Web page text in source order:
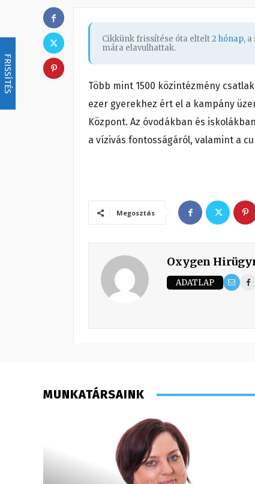
FRISSÍTÉS
Cikkünk frissítése óta eltelt2 hónap,
mára elavulhattak.
Több mint 1500 közintézmény
ezer gyerekhez ért el a kampány
Központ. Az óvodákban és
a vízivás fontosságáról, valamint a
Megosztás
Oxygen
ADATLAP
MUNKATÁRSAINK